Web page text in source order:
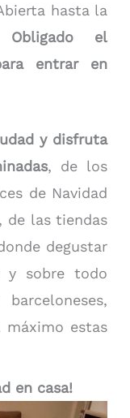
hasta la
Obligado el
entrar en
y disfruta
, de los
de Navidad
de las tiendas
degustar
y sobre todo
máximo estas
en casa!